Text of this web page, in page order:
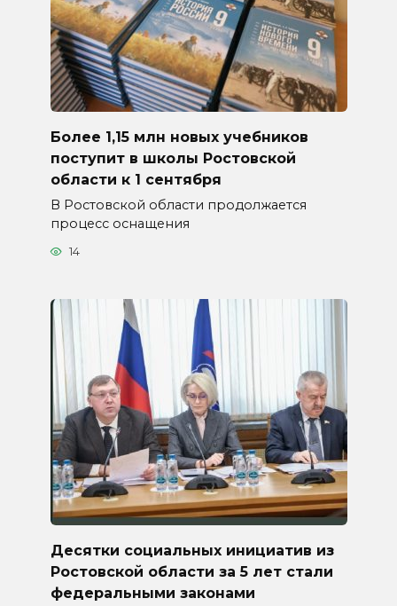
Более 1,15 млн новых учебников
поступит в школы Ростовской
области к 1 сентября
В Ростовской области продолжается
процесс оснащения
14
Десятки социальных инициатив из
Ростовской области за 5 лет стали
федеральными законами